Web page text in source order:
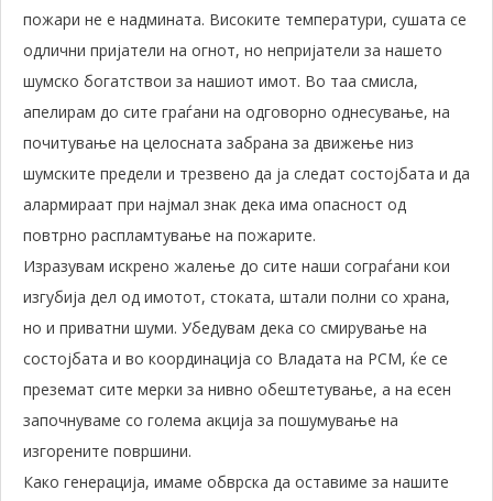
пожари не е надмината. Високите температури, сушата се
одлични пријатели на огнот, но непријатели за нашето
шумско богатствои за нашиот имот. Во таа смисла,
апелирам до сите граѓани на одговорно однесување, на
почитување на целосната забрана за движење низ
шумските предели и трезвено да ја следат состојбата и да
алармираат при најмал знак дека има опасност од
повтрно распламтување на пожарите.
Изразувам искрено жалење до сите наши сограѓани кои
изгубија дел од имотот, стоката, штали полни со храна,
но и приватни шуми. Убедувам дека со смирување на
состојбата и во координација со Владата на РСМ, ќе се
преземат сите мерки за нивно обештетување, а на есен
започнуваме со голема акција за пошумување на
изгорените површини.
Како генерација, имаме обврска да оставиме за нашите